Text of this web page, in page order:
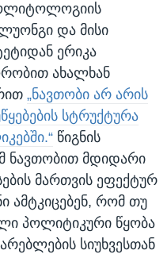
და მისი
ერიკა
ახალხან
„ნავთობი არ არის
სტრუქტურა
წიგნის
ნავთობით მდიდარი
მართვის ეფექტურ
ამტკიცებენ, რომ თუ
პოლიტიკური წყობა
სიუხვესთან